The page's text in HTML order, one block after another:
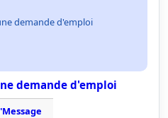
demande d'emploi
demande d'emploi